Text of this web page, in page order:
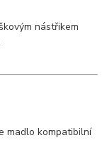
nástřikem
madlo kompatibilní